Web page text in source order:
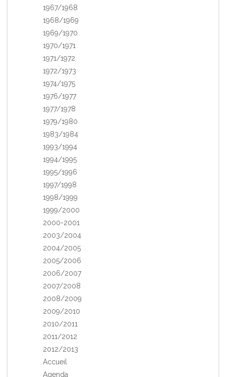
1967/1968
1968/1969
1969/1970
1970/1971
1971/1972
1972/1973
1974/1975
1976/1977
1977/1978
1979/1980
1983/1984
1993/1994
1994/1995
1995/1996
1997/1998
1998/1999
1999/2000
2000-2001
2003/2004
2004/2005
2005/2006
2006/2007
2007/2008
2008/2009
2009/2010
2010/2011
2011/2012
2012/2013
Accueil
Agenda